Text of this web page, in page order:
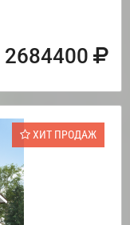
2684400
ХИТ ПРОДАЖ